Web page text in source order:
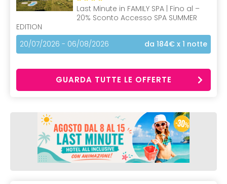
Last Minute in FAMILY SPA | Fino al –
20% Sconto Accesso SPA SUMMER
EDITION
20/07/2026 - 06/08/2026
da 184€ x 1 notte
GUARDA TUTTE LE OFFERTE